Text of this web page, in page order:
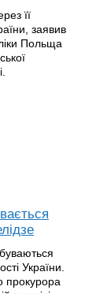
її
заявив
Польща
України.
прокурора